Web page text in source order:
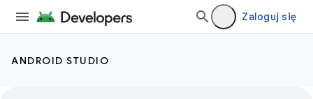
Zaloguj się
ANDROID STUDIO